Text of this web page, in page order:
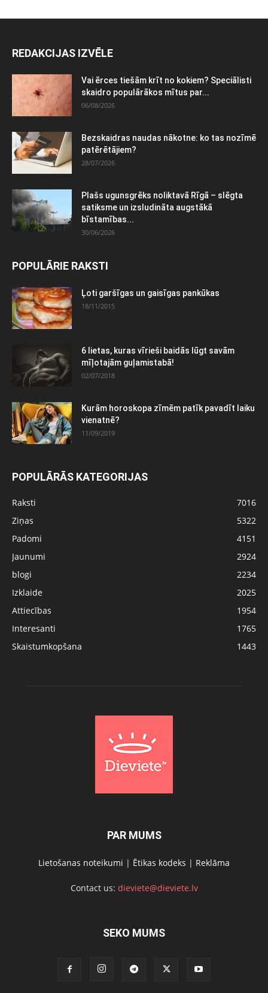
REDAKCIJAS IZVĒLE
Vai ērces tiešām krīt no kokiem? Speciālisti
skaidro populārākos mītus par...
06/08/2026
Bezskaidras naudas nākotne: ko tas nozīmē
patērētājiem?
28/07/2026
Plašs ugunsgrēks noliktavā Rīgā – slēgta
satiksme un izsludināta augstākā
bīstamības...
30/06/2026
POPULĀRIE RAKSTI
Ļoti garšīgas un gaisīgas pankūkas
18/11/2015
6 lietas, kuras vīrieši baidās lūgt savām
mīļotajām guļamistabā!
02/07/2018
Kurām horoskopa zīmēm patīk pavadīt laiku
vienatnē?
11/09/2019
POPULĀRĀS KATEGORIJAS
Raksti
7016
Ziņas
5322
Padomi
4151
Jaunumi
2924
blogi
2234
Izklaide
2025
Attiecības
1954
Interesanti
1765
Skaistumkopšana
1443
PAR MUMS
Lietošanas noteikumi | Ētikas kodeks | Reklāma
Contact us: dieviete@dieviete.lv
SEKO MUMS